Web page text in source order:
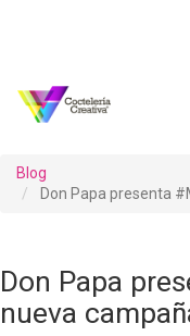
Blog
Don Papa presenta
Don Papa
nueva